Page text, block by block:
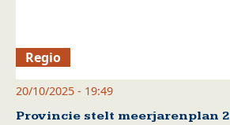
Regio
20/10/2025 - 19:49
Provincie stelt meerjarenplan